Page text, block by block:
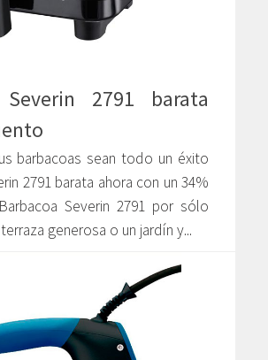
Severin 2791 barata
barbacoas sean todo un éxito
2791 barata ahora con un 34%
Severin 2791 por sólo
generosa o un jardín y...